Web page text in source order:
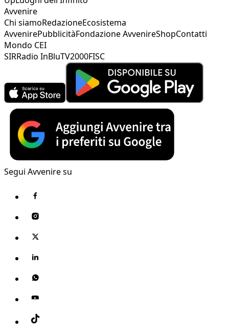
Avvenire
Chi siamoRedazioneEcosistema
AvvenirePubblicitàFondazione AvvenireShopContatti
Mondo CEI
SIRRadio InBluTV2000FISC
Segui Avvenire su